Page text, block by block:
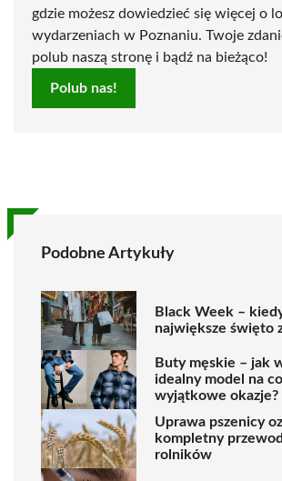
gdzie możesz dowiedzieć się więcej o
wydarzeniach w Poznaniu. Twoje
polub naszą stronę i bądź na bieżąco!
Polub nas!
Podobne Artykuły
Black Week –
największe święto
Buty męskie – jak
idealny model na
wyjątkowe okazje?
Uprawa pszenicy
kompletny
rolników